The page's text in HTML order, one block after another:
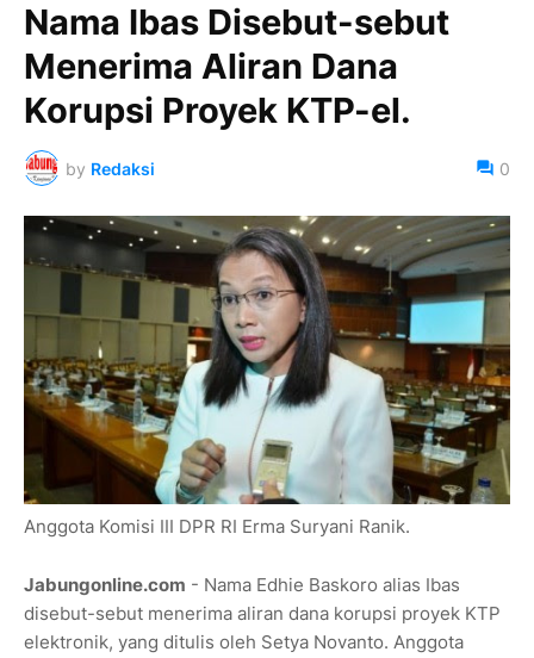
Nama Ibas Disebut-sebut
Menerima Aliran Dana
Korupsi Proyek KTP-el.
by Redaksi 0
Anggota Komisi III DPR RI Erma Suryani Ranik.
Jabungonline.com - Nama Edhie Baskoro alias Ibas
disebut-sebut menerima aliran dana korupsi proyek KTP
elektronik, yang ditulis oleh Setya Novanto. Anggota